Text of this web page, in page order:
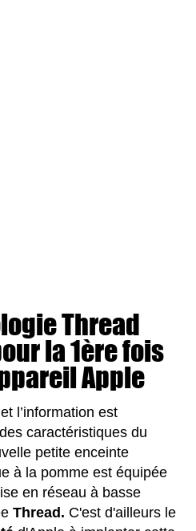
Thread
la 1ère fois
Apple
l’information est
caractéristiques du
petite enceinte
à la pomme est équipée
en réseau à basse
Thread. C'est d'ailleurs le